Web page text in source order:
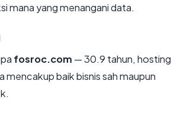
mana yang menangani data.
fosroc.com — 30.9 tahun, hosting
mencakup baik bisnis sah maupun